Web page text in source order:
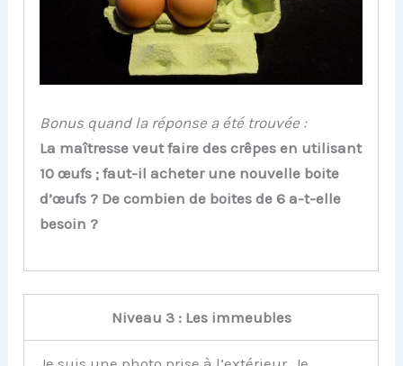
Bonus quand la réponse a été trouvée :
La maîtresse veut faire des crêpes en utilisant
10 œufs ; faut-il acheter une nouvelle boite
d’œufs ? De combien de boites de 6 a-t-elle
besoin ?
Niveau 3 : Les immeubles